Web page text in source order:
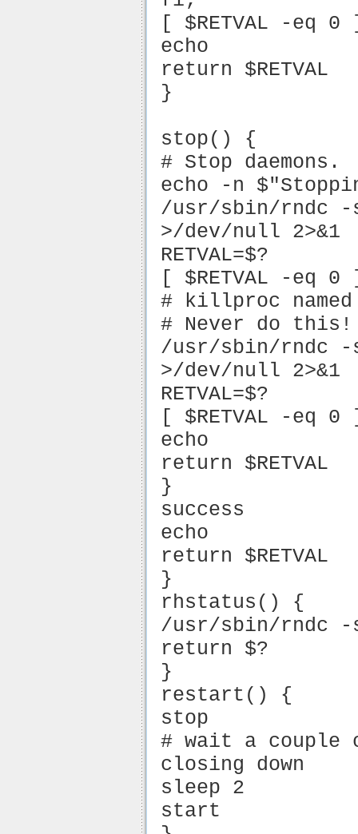
[ $RETVAL -eq
echo
return $RETVAL
}
stop() {
# Stop daemons.
echo -n
/usr/sbin/rndc -s
>/dev/null 2>&1
RETVAL=$?
[ $RETVAL -eq
# killproc named
# Never do
/usr/sbin/rndc -s
>/dev/null 2>&1
RETVAL=$?
[ $RETVAL -eq
echo
return $RETVAL
}
success
echo
return $RETVAL
}
rhstatus() {
/usr/sbin/rndc -s
return $?
}
restart() {
stop
# wait a couple
closing down
sleep 2
start